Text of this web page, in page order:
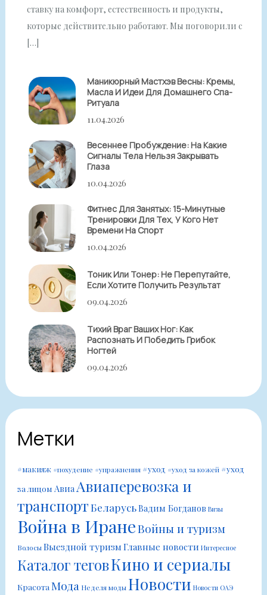
ставку на комфорт, естественность и продукты,
которые действительно работают. Мы поговорили с
[…]
Маникюрный Мастхэв Весны: Кремы,
Масла И Идеи Для Домашнего Спа-
Ритуала
11.04.2026
Весеннее Пробуждение: На Какие
Сигналы Тела Нельзя Закрывать
Глаза
10.04.2026
Фитнес Для Занятых: 15-Минутные
Тренировки Для Тех, У Кого Нет
Времени На Спорт
10.04.2026
Тоник Или Тонер: Не Перепутайте,
Если Хотите Получить Результат
09.04.2026
Тихий Враг Ваших Ног: Как
Распознать И Победить Грибок
Ногтей
09.04.2026
Метки
#макияж #похудение #упражнения #уход #уход за кожей #уход
за лицом Авиа Авиаперевозка и
транспортБеларусьВадим Богданов Визы
Война в ИранеВойны и туризм
ВолосыВыездной туризмГлавные новости Интересное
Каталог теговКино и сериалы
Красота Мода Неделя моды Новости Новости ОАЭ